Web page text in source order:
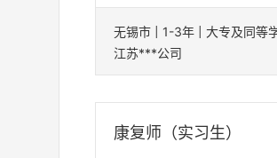
无锡市 | 1-3年 | 大专及同等
江苏***公司
康复师（实习生）